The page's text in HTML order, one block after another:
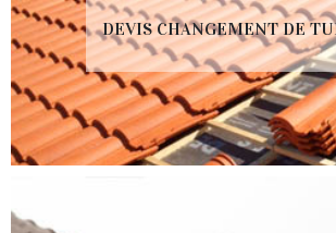
DEVIS CHANGEMENT DE